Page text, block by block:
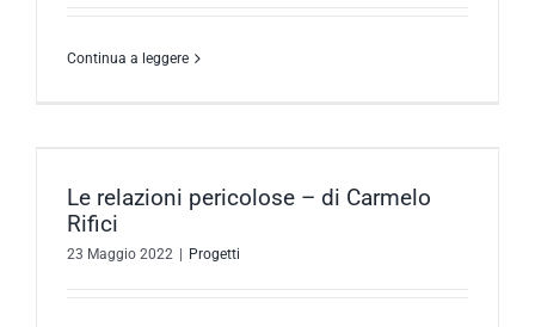
Continua a leggere
Le relazioni pericolose – di Carmelo
Rifici
23 Maggio 2022 | Progetti